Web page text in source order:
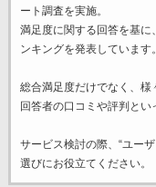
ート調査を実施。
満足度に関する回答を基に
ンキングを発表しています。
総合満足度だけでなく、様
回答者の口コミや評判とい
サービス検討の際、“ユー
選びにお役立てください。